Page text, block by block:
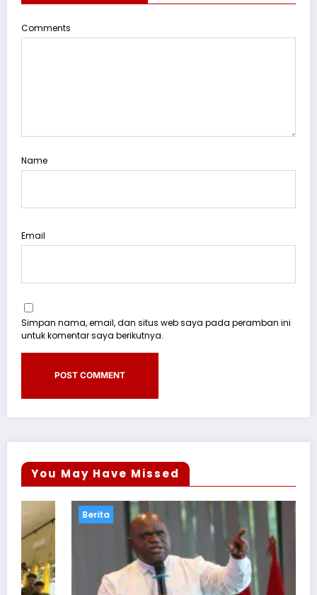
Comments
Name
Email
Simpan nama, email, dan situs web saya pada peramban ini
untuk komentar saya berikutnya.
You May Have Missed
Berita